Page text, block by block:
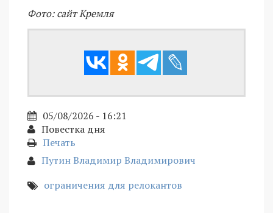
Фото: сайт Кремля
05/08/2026 - 16:21
Повестка дня
Печать
Путин Владимир Владимирович
ограничения для релокантов